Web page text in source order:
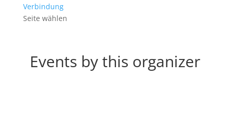
Verbindung
Seite wählen
Events by this organizer